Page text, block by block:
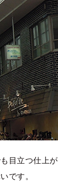
目立つ仕上が
です。